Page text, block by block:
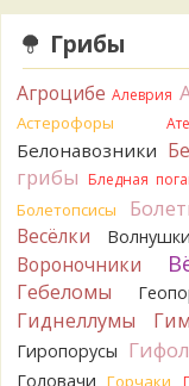
лизнул, и пожевал,
лизнула - ей
То что это именно
индивидуальные
выкинули.
14 часов назад
Verona
14 часов назад
Misha35
15 часов назад
точно нет! P.S.
насчёт того, что
и по виду разные,
хорошо было бы
Грибы
Агроцибе Алеврия
Астерофоры
Белонавозники
грибы Бледная
Болетопсисы
Весёлки Волнушки
Вороночники
Гебеломы
Гиднеллумы
Гиропорусы
Головачи Горчаки